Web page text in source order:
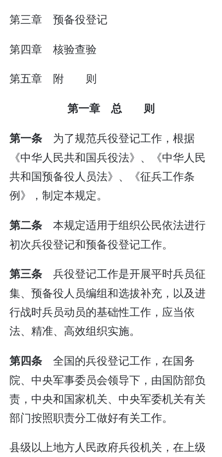
第三章 预备役登记
第四章 核验查验
第五章 附 则
第一章 总 则
第一条 为了规范兵役登记工作，根据
《中华人民共和国兵役法》、《中华人民
共和国预备役人员法》、《征兵工作条
例》，制定本规定。
第二条本规定适用于组织公民依法进行
初次兵役登记和预备役登记工作。
第三条兵役登记工作是开展平时兵员征
集、预备役人员编组和选拔补充，以及进
行战时兵员动员的基础性工作，应当依
法、精准、高效组织实施。
第四条全国的兵役登记工作，在国务
院、中央军事委员会领导下，由国防部负
责，中央和国家机关、中央军委机关有关
部门按照职责分工做好有关工作。
县级以上地方人民政府兵役机关，在上级